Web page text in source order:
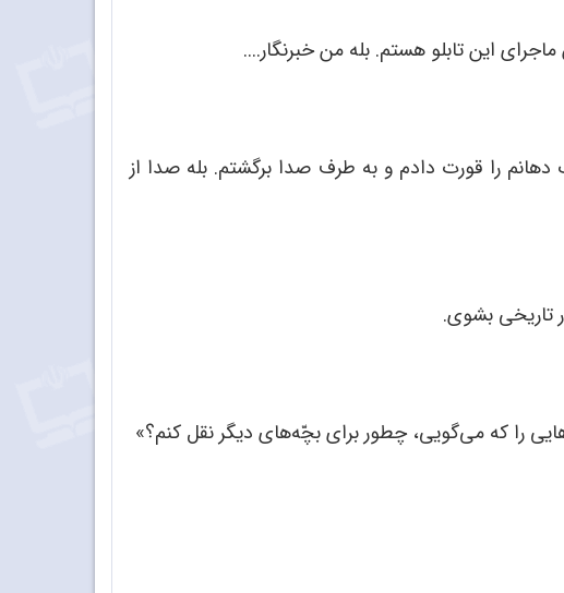
این تابلو هستم. بله من خبرنگار....
را قورت دادم و به طرف صدا برگشتم. بله صدا از
تاریخی بشوی.
را که می‌گویی، چطور برای بچّه‌های دیگر نقل کنم؟»